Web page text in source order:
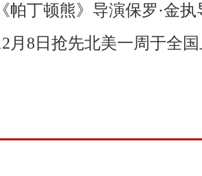
帕丁顿熊》导演保罗·金执
月8日抢先北美一周于全